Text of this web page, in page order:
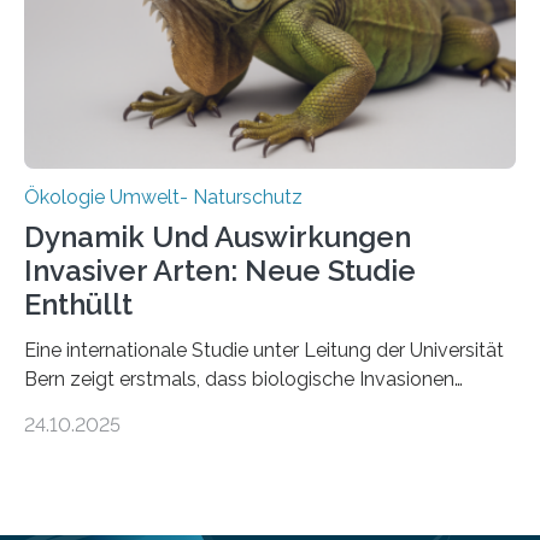
in den vergangenen fünf Jahren von
Wissenschaftlerinnen und Wissenschaftlern des
Thünen-Instituts für Agrarklimaschutz…
Ökologie Umwelt- Naturschutz
Dynamik Und Auswirkungen
Invasiver Arten: Neue Studie
Enthüllt
Eine internationale Studie unter Leitung der Universität
Bern zeigt erstmals, dass biologische Invasionen
Einige Auswirkungen, insbesondere der durch invasive
24.10.2025